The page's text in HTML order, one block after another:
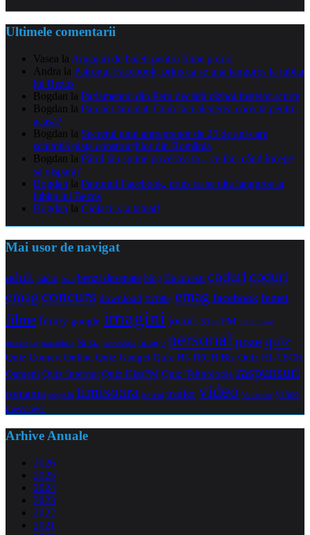
Ultimele comentarii
Vasea la Angajari de baieti pentru filme porno
Andra la Patronul Facebook, prins ca se uita languros la iubita
lui Bezos
Bogdan la Parlamentul din Peru declară război fustelor scurte
Bogdan la Parchet laminat: Cum faci alegerea corectă pentru
acasă?
Bogdan la Secretul unui antreprenor de 25 de ani care
schimbă piața construcțiilor din România
Bogdan la Părul tău spune povestea ta – ce faci când începe
să dispară?
Bogdan la Patronul Facebook, prins ca se uita languros la
iubita lui Bezos
Bogdan la Ciolacu s-a tatuat!
Mai usor de navigat
adult audio bani benzi desenate blog Bucuresti coduricoduri
emag concurs download DVDRip emag facebook femei
filme funny google imagini jocuri Kiss FM maramures
messenger noiembrie Nokia octombrie orange personal pozequiz
Quiz Comert Online Quiz Gadget Quiz HI-TECH Biz Quiz HI-TECH
Oameni Quiz Internet Quiz KissFM Quiz Tehnologie raspunsuri
romania sugestii timisoara torrent trailer video Vodafone yahoo
messenger
Arhive Anuale
2026
2025
2024
2023
2022
2021